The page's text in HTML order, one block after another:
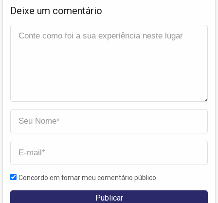
Deixe um comentário
Concordo em tornar meu comentário público